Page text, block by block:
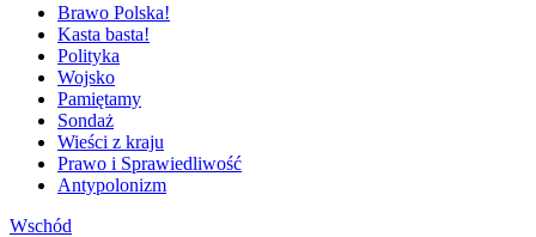
Brawo Polska!
Kasta basta!
Polityka
Wojsko
Pamiętamy
Sondaż
Wieści z kraju
Prawo i Sprawiedliwość
Antypolonizm
Wschód